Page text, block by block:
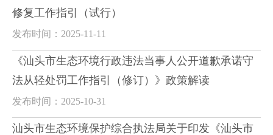
修复工作指引（试行）
发布时间：2025-11-11
《汕头市生态环境行政违法当事人公开道歉承诺守
法从轻处罚工作指引（修订）》政策解读
发布时间：2025-10-31
汕头市生态环境保护综合执法局关于印发《汕头市